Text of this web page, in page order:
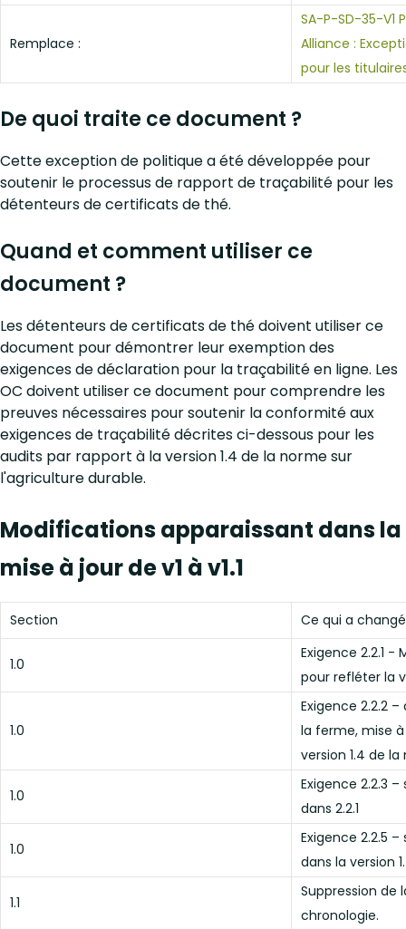
Remplace :
SA-P-SD-35-V1
Alliance :
pour les
De quoi traite ce document ?
Cette exception de politique a été développée pour
soutenir le processus de rapport de traçabilité pour les
détenteurs de certificats de thé.
Quand et comment utiliser ce
document ?
Les détenteurs de certificats de thé doivent utiliser ce
document pour démontrer leur exemption des
exigences de déclaration pour la traçabilité en ligne. Les
OC doivent utiliser ce document pour comprendre les
preuves nécessaires pour soutenir la conformité aux
exigences de traçabilité décrites ci-dessous pour les
audits par rapport à la version 1.4 de la norme sur
l'agriculture durable.
Modifications apparaissant dans la
mise à jour de v1 à v1.1
Section Ce qui a changé
1.0
Exigence 2.2.1 -
pour refléter la
1.0
Exigence 2.2.2
la ferme, mise
version 1.4 de la
1.0
Exigence 2.2.3
dans 2.2.1
1.0
Exigence 2.2.5
dans la version
1.1
Suppression de
chronologie.